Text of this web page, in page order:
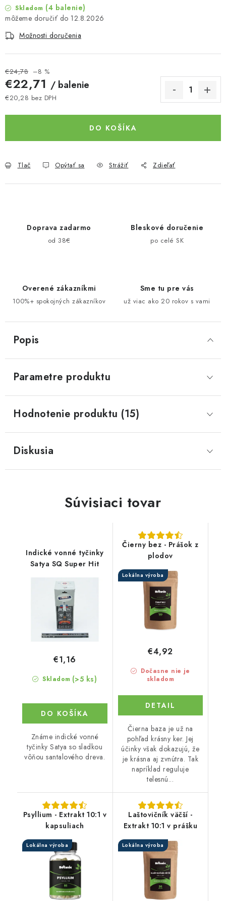
Skladom (4 balenie)
12.8.2026
Možnosti doručenia
€24,78 –8 %
€22,71 / balenie
€20,28 bez DPH
DO KOŠÍKA
Tlač Opýtať sa Strážiť Zdieľať
Doprava zadarmo
od 38€
Bleskové doručenie
po celé SK
Overené zákazníkmi
100%+ spokojných zákazníkov
Sme tu pre vás
už viac ako 20 rokov s vami
Popis
Parametre produktu
Hodnotenie produktu (15)
Diskusia
Súvisiaci tovar
Indické vonné tyčinky
Satya SQ Super Hit
Skladom (>5 ks)
€1,16
DO KOŠÍKA
Známe indické vonné
tyčinky Satya so sladkou
vôňou santalového dreva.
Čierny bez - Prášok z
plodov
Lokálna výroba
Dočasne nie je
skladom
€4,92
DETAIL
Čierna baza je už na
pohľad krásny ker. Jej
účinky však dokazujú, že
je krásna aj zvnútra. Tak
napríklad reguluje
telesnú...
Psyllium - Extrakt 10:1 v
kapsuliach
Lokálna výroba
Laštovičník väčší -
Extrakt 10:1 v prášku
Lokálna výroba